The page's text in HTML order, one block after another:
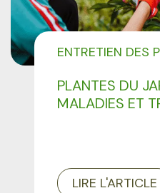
PLANTES DU
MALADIES ET
ENTRETIEN DES
LIRE L'ARTICLE